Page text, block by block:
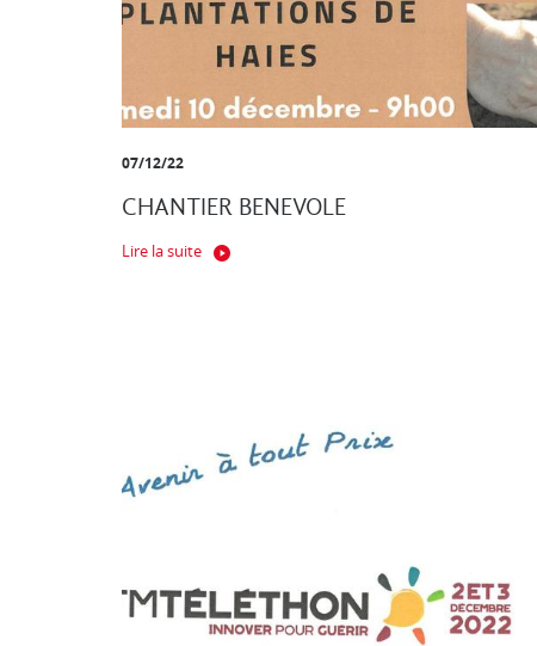
07/12/22
CHANTIER BENEVOLE
Lire la suite